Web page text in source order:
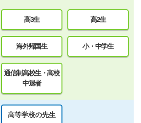
高3生 高2生
海外帰国生 小・中学生
通信制高校生・高校
中退者
高等学校の先生